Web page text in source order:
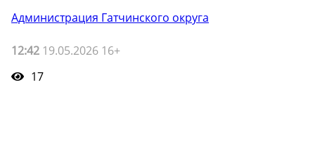
Администрация Гатчинского округа
12:42 19.05.2026 16+
17